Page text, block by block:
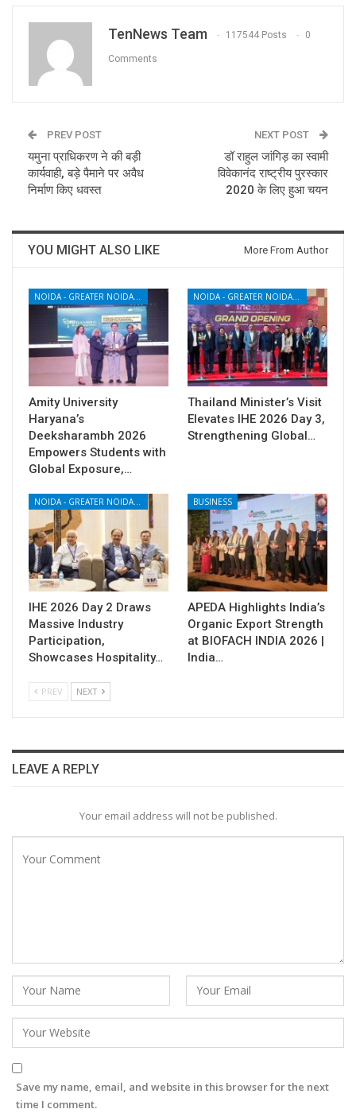
TenNews Team 117544 Posts 0
Comments
PREV POST
यमुना प्राधिकरण ने की बड़ी
कार्यवाही, बड़े पैमाने पर अवैध
निर्माण किए धवस्त
NEXT POST
डॉ राहुल जांगिड़ का स्वामी
विवेकानंद राष्ट्रीय पुरस्कार
2020 के लिए हुआ चयन
YOU MIGHT ALSO LIKE More From Author
Amity University
Haryana’s
Deeksharambh 2026
Empowers Students with
Global Exposure,…
Thailand Minister’s Visit
Elevates IHE 2026 Day 3,
Strengthening Global…
IHE 2026 Day 2 Draws
Massive Industry
Participation,
Showcases Hospitality…
BUSINESS
APEDA Highlights India’s
Organic Export Strength
at BIOFACH INDIA 2026 |
India…
PREV NEXT
LEAVE A REPLY
Your email address will not be published.
Save my name, email, and website in this browser for the next
time I comment.